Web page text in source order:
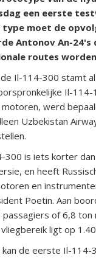
een eerste
moet de
Antonov An-24's
routes
Il-114-300 stamt
Il-
werd
Uzbekistan
300 is iets korter
en heeft
en
Poetin. Aan
of 6,8 ton
ligt op
de eerste Il-114-